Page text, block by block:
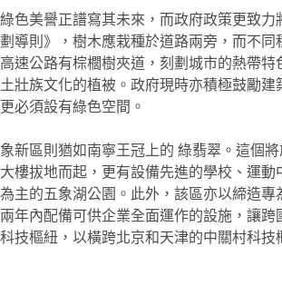
色美譽正譜寫其未來，而政府政策更致
導則》，樹木應栽種於道路兩旁，而不
速公路有棕櫚樹夾道，刻劃城市的熱帶
壯族文化的植被。政府現時亦積極鼓勵
必須設有綠色空間。
新區則猶如南寧王冠上的 綠翡翠。這個
樓拔地而起，更有設備先進的學校、運
主的五象湖公園。此外，該區亦以締造專
年內配備可供企業全面運作的設施，讓
技樞紐，以橫跨北京和天津的中關村科技